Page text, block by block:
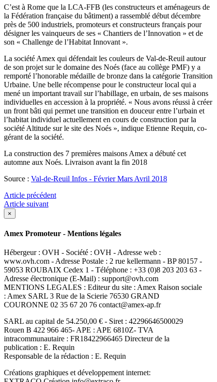
C’est à Rome que la LCA-FFB (les constructeurs et aménageurs de
la Fédération française du bâtiment) a rassemblé début décembre
près de 500 industriels, promoteurs et constructeurs français pour
désigner les vainqueurs de ses « Chantiers de l’Innovation » et de
son « Challenge de l’Habitat Innovant ».
La société Amex qui défendait les couleurs de Val-de-Reuil autour
de son projet sur le domaine des Noés (face au collège PMF) y a
remporté l’honorable médaille de bronze dans la catégorie Transition
Urbaine. Une belle récompense pour le constructeur local qui a
mené un important travail sur l’habillage, en urbain, de ses maisons
individuelles en accession à la propriété. « Nous avons réussi à créer
un front bâti qui permet une transition en douceur entre l’urbain et
l’habitat individuel actuellement en cours de construction par la
société Altitude sur le site des Noés », indique Etienne Requin, co-
gérant de la société.
La construction des 7 premières maisons Amex a débuté cet
automne aux Noés. Livraison avant la fin 2018
Source : Val-de-Reuil Infos - Février Mars Avril 2018
Article précédent
Article suivant
×
Amex Promoteur - Mentions légales
Hébergeur : OVH - Société : OVH - Adresse web :
www.ovh.com - Adresse Postale : 2 rue kellermann - BP 80157 -
59053 ROUBAIX Cedex 1 - Téléphone : +33 (0)8 203 203 63 -
Adresse électronique (E-Mail) : support@ovh.com
MENTIONS LEGALES : Editeur du site : Amex Raison sociale
: Amex SARL 3 Rue de la Scierie 76530 GRAND
COURONNE 02 35 67 20 76 contact@amex-ap.fr
SARL au capital de 54.250,00 € - Siret : 42296646500029
Rouen B 422 966 465- APE : APE 6810Z- TVA
intracommunautaire : FR18422966465 Directeur de la
publication : E. Requin
Responsable de la rédaction : E. Requin
Créations graphiques et développement internet: